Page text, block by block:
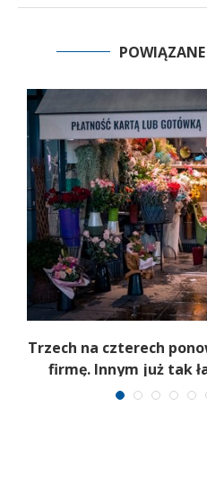
Trzech na czterech
firmę. Innym już tak